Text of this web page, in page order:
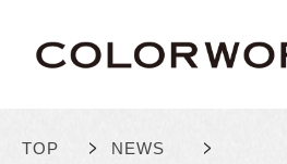
TOP > NEWS >